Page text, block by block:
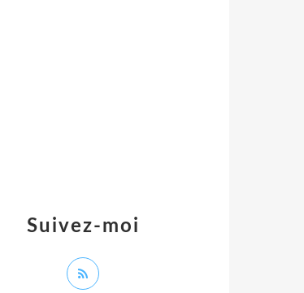
Suivez-moi